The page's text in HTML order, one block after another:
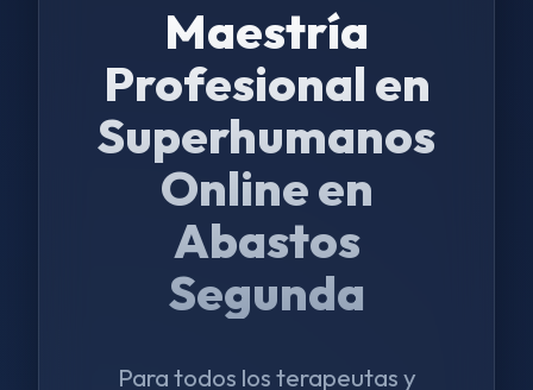
Maestría
Profesional en
Superhumanos
Online en
Abastos
Segunda
Para todos los terapeutas y